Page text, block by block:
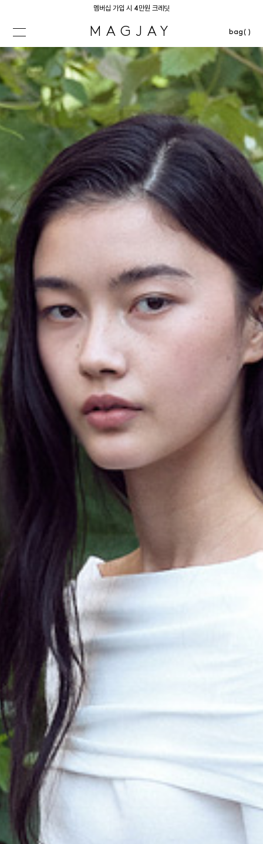
멤버십 가입 시 4만원 크레딧
MAGJAY bag( )